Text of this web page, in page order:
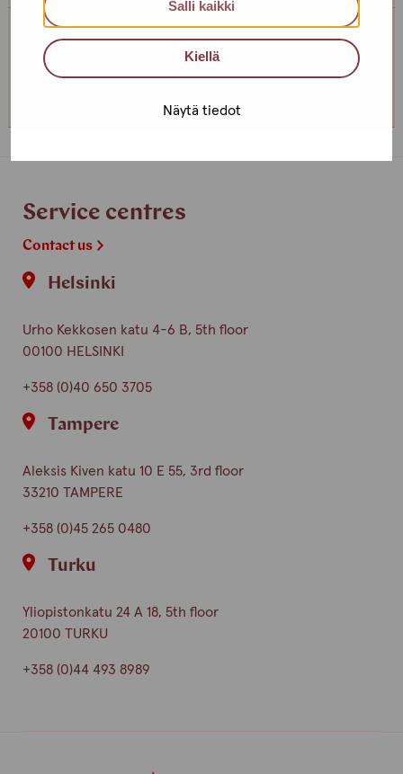
Salli kaikki
Kiellä
Näytä tiedot
Service centre Helsinki
Service centres
Contact us
Helsinki
Urho Kekkosen katu 4-6 B, 5th floor
00100 HELSINKI
+358 (0)40 650 3705
Tampere
Aleksis Kiven katu 10 E 55, 3rd floor
33210 TAMPERE
+358 (0)45 265 0480
Turku
Yliopistonkatu 24 A 18, 5th floor
20100 TURKU
+358 (0)44 493 8989